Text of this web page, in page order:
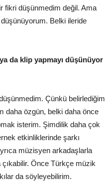
fikri düşünmedim değil. Ama
Belki ileride
da klip yapmayı düşünüyor
Çünkü belirlediğim
daha özgün, belki daha önce
isterim. Şimdilik daha çok
etkinliklerinde şarkı
müzisyen arkadaşlarla
çıkabilir. Önce Türkçe müzik
da söyleyebilirim.